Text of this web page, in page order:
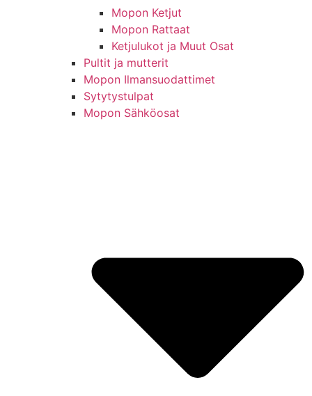
Mopon Ketjut
Mopon Rattaat
Ketjulukot ja Muut Osat
Pultit ja mutterit
Mopon Ilmansuodattimet
Sytytystulpat
Mopon Sähköosat